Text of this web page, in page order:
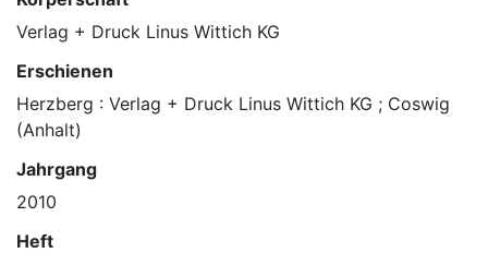
Verlag + Druck Linus Wittich KG
Erschienen
Herzberg : Verlag + Druck Linus Wittich KG ; Coswig
(Anhalt)
Jahrgang
2010
Heft